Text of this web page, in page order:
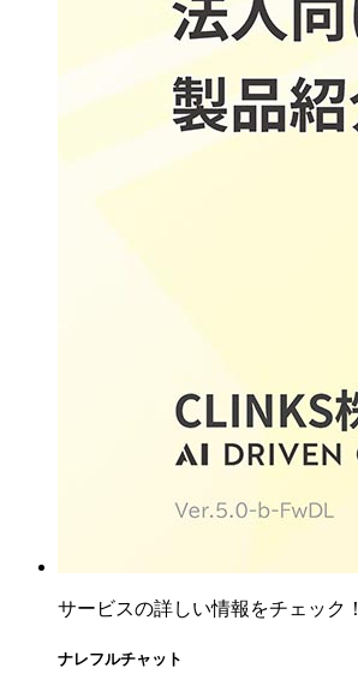
サービスの詳しい情報をチェック！
ナレフルチャット